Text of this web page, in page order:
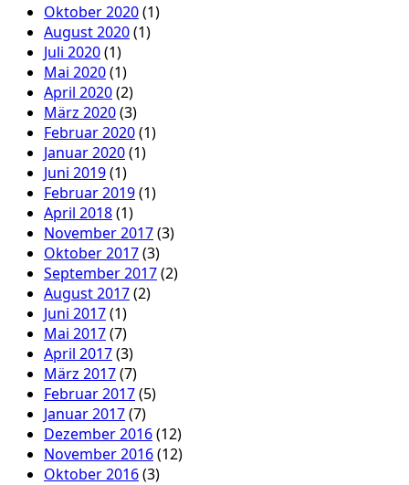
Oktober 2020(1)
August 2020(1)
Juli 2020(1)
Mai 2020(1)
April 2020(2)
März 2020(3)
Februar 2020(1)
Januar 2020(1)
Juni 2019(1)
Februar 2019(1)
April 2018(1)
November 2017(3)
Oktober 2017(3)
September 2017(2)
August 2017(2)
Juni 2017(1)
Mai 2017(7)
April 2017(3)
März 2017(7)
Februar 2017(5)
Januar 2017(7)
Dezember 2016(12)
November 2016(12)
Oktober 2016(3)